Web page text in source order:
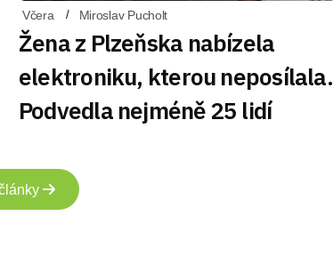
Včera Miroslav Pucholt
Žena z Plzeňska nabízela
elektroniku, kterou neposílala.
Podvedla nejméně 25 lidí